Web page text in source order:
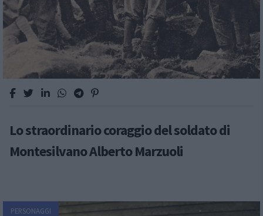
Lo straordinario coraggio del soldato di
Montesilvano Alberto Marzuoli
PERSONAGGI